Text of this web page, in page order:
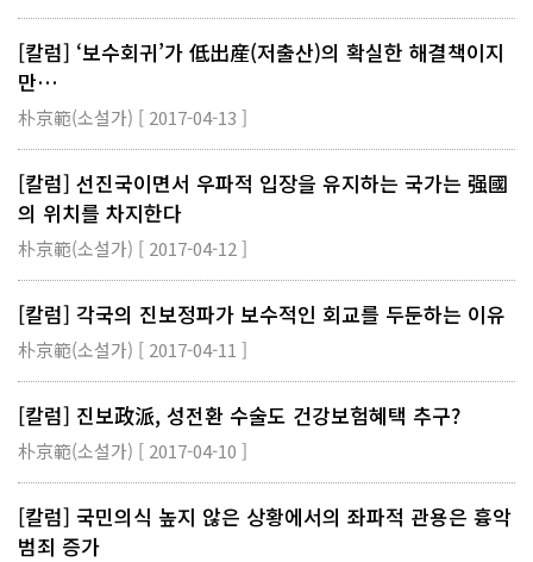
[칼럼] ‘보수회귀’가 低出産(저출산)의 확실한 해결책이지
만…
朴京範(소설가) [ 2017-04-13 ]
[칼럼] 선진국이면서 우파적 입장을 유지하는 국가는 强國
의 위치를 차지한다
朴京範(소설가) [ 2017-04-12 ]
[칼럼] 각국의 진보정파가 보수적인 회교를 두둔하는 이유
朴京範(소설가) [ 2017-04-11 ]
[칼럼] 진보政派, 성전환 수술도 건강보험혜택 추구?
朴京範(소설가) [ 2017-04-10 ]
[칼럼] 국민의식 높지 않은 상황에서의 좌파적 관용은 흉악
범죄 증가